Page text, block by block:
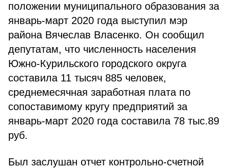
положении муниципального образования за
январь-март 2020 года выступил мэр
района Вячеслав Власенко. Он сообщил
депутатам, что численность населения
Южно-Курильского городского округа
составила 11 тысяч 885 человек,
среднемесячная заработная плата по
сопоставимому кругу предприятий за
январь-март 2020 года составила 78 тыс.89
руб.
Был заслушан отчет контрольно-счетной